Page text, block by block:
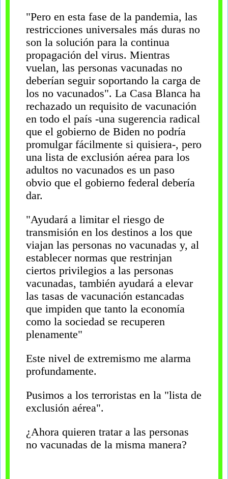
"Pero en esta fase de la pandemia, las
restricciones universales más duras no
son la solución para la continua
propagación del virus. Mientras
vuelan, las personas vacunadas no
deberían seguir soportando la carga de
los no vacunados". La Casa Blanca ha
rechazado un requisito de vacunación
en todo el país -una sugerencia radical
que el gobierno de Biden no podría
promulgar fácilmente si quisiera-, pero
una lista de exclusión aérea para los
adultos no vacunados es un paso
obvio que el gobierno federal debería
dar.
"Ayudará a limitar el riesgo de
transmisión en los destinos a los que
viajan las personas no vacunadas y, al
establecer normas que restrinjan
ciertos privilegios a las personas
vacunadas, también ayudará a elevar
las tasas de vacunación estancadas
que impiden que tanto la economía
como la sociedad se recuperen
plenamente"
Este nivel de extremismo me alarma
profundamente.
Pusimos a los terroristas en la "lista de
exclusión aérea".
¿Ahora quieren tratar a las personas
no vacunadas de la misma manera?